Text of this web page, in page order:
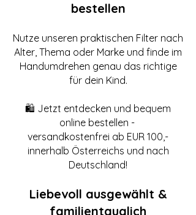
bestellen
Nutze unseren praktischen Filter nach
Alter, Thema oder Marke und finde im
Handumdrehen genau das richtige
für dein Kind.
🛍️ Jetzt entdecken und bequem
online bestellen -
versandkostenfrei ab EUR 100,-
innerhalb Österreichs und nach
Deutschland!
Liebevoll ausgewählt &
familientauglich